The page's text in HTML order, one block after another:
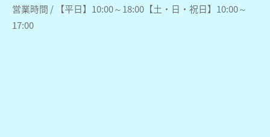
営業時間 / 【平日】10:00～18:00【土・日・祝日】10:00～
17:00